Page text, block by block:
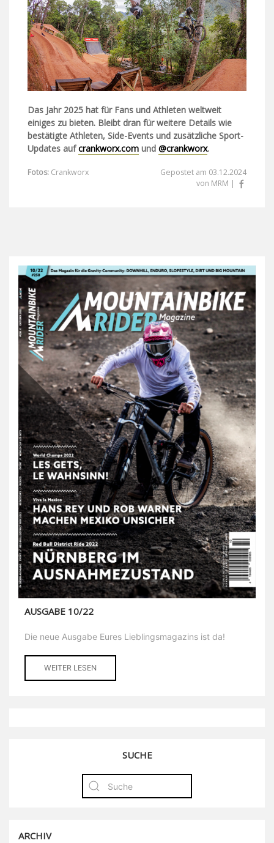
Das Jahr 2025 hat für Fans und Athleten weltweit
einiges zu bieten. Bleibt dran für weitere Details wie
bestätigte Athleten, Side-Events und zusätzliche Sport-
Updates aufcrankworx.com und @crankworx.
Fotos: Crankworx
Gepostet am 03.12.2024
von MRM |
AUSGABE 10/22
Die neue Ausgabe Eures Lieblingsmagazins ist da!
WEITER LESEN
SUCHE
ARCHIV